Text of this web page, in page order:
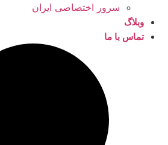
سرور اختصاصی ایران
وبلاگ
تماس با ما